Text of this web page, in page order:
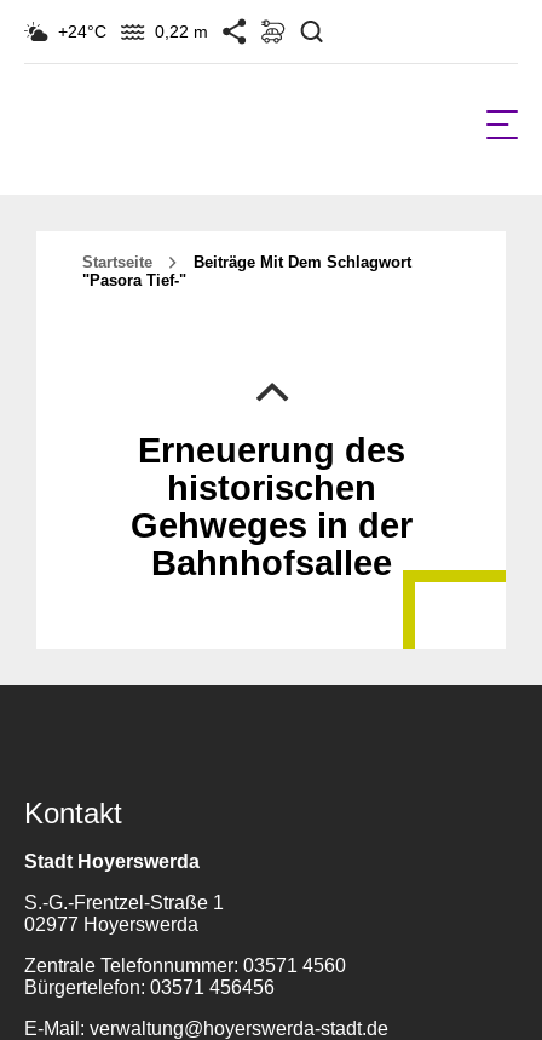
+24°C 0,22 m
Startseite
Beiträge Mit Dem Schlagwort
"Pasora Tief-"
Erneuerung des
historischen
Gehweges in der
Bahnhofsallee
Kontakt
Stadt Hoyerswerda
S.-G.-Frentzel-Straße 1
02977 Hoyerswerda
Zentrale Telefonnummer: 03571 4560
Bürgertelefon: 03571 456456
E-Mail: verwaltung@hoyerswerda-stadt.de